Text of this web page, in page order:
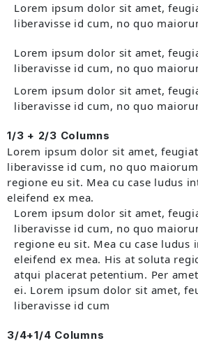
Lorem ipsum dolor sit amet,
liberavisse id cum, no quo
Lorem ipsum dolor sit amet,
liberavisse id cum, no quo
Lorem ipsum dolor sit amet,
liberavisse id cum, no quo
1/3 + 2/3 Columns
Lorem ipsum dolor sit amet,
liberavisse id cum, no quo
regione eu sit. Mea cu case ludus
eleifend ex mea.
Lorem ipsum dolor sit amet,
liberavisse id cum, no quo
regione eu sit. Mea cu case ludus
eleifend ex mea. His at soluta
atqui placerat petentium. Per
ei. Lorem ipsum dolor sit amet,
liberavisse id cum
3/4+1/4 Columns